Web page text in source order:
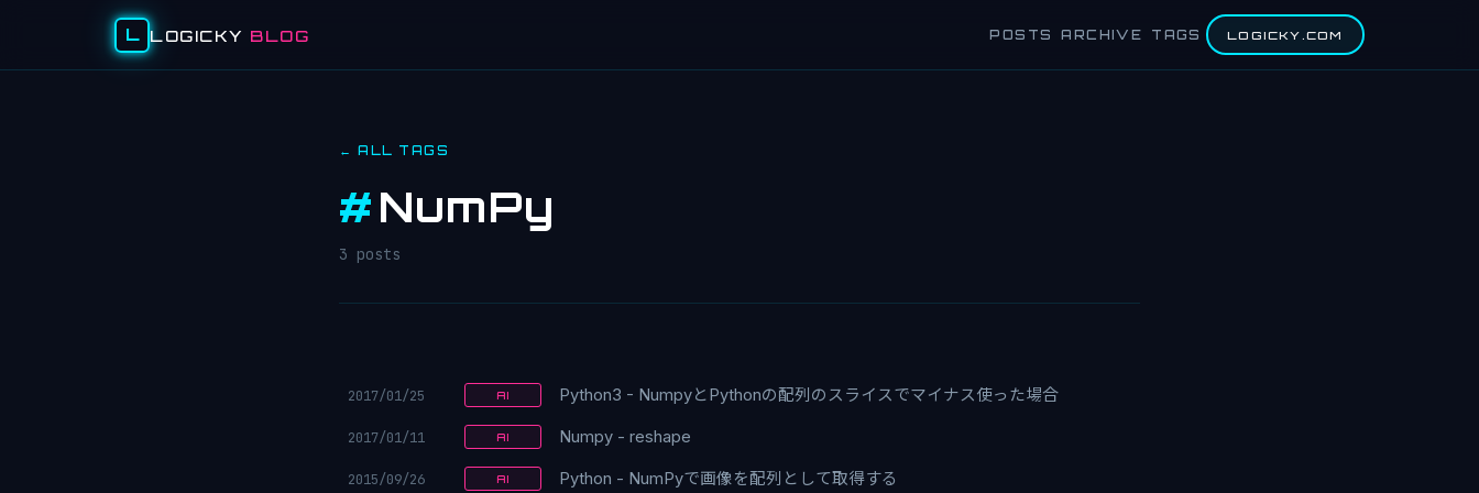
L LOGICKY BLOG POSTS ARCHIVE TAGS LOGICKY.COM
← ALL TAGS
#NumPy
3 posts
2017/01/25 AI Python3 - NumpyとPythonの配列のスライスでマイナス使った場合
2017/01/11 AI Numpy - reshape
2015/09/26 AI Python - NumPyで画像を配列として取得する